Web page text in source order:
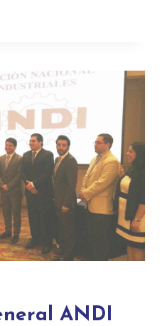
ANDI